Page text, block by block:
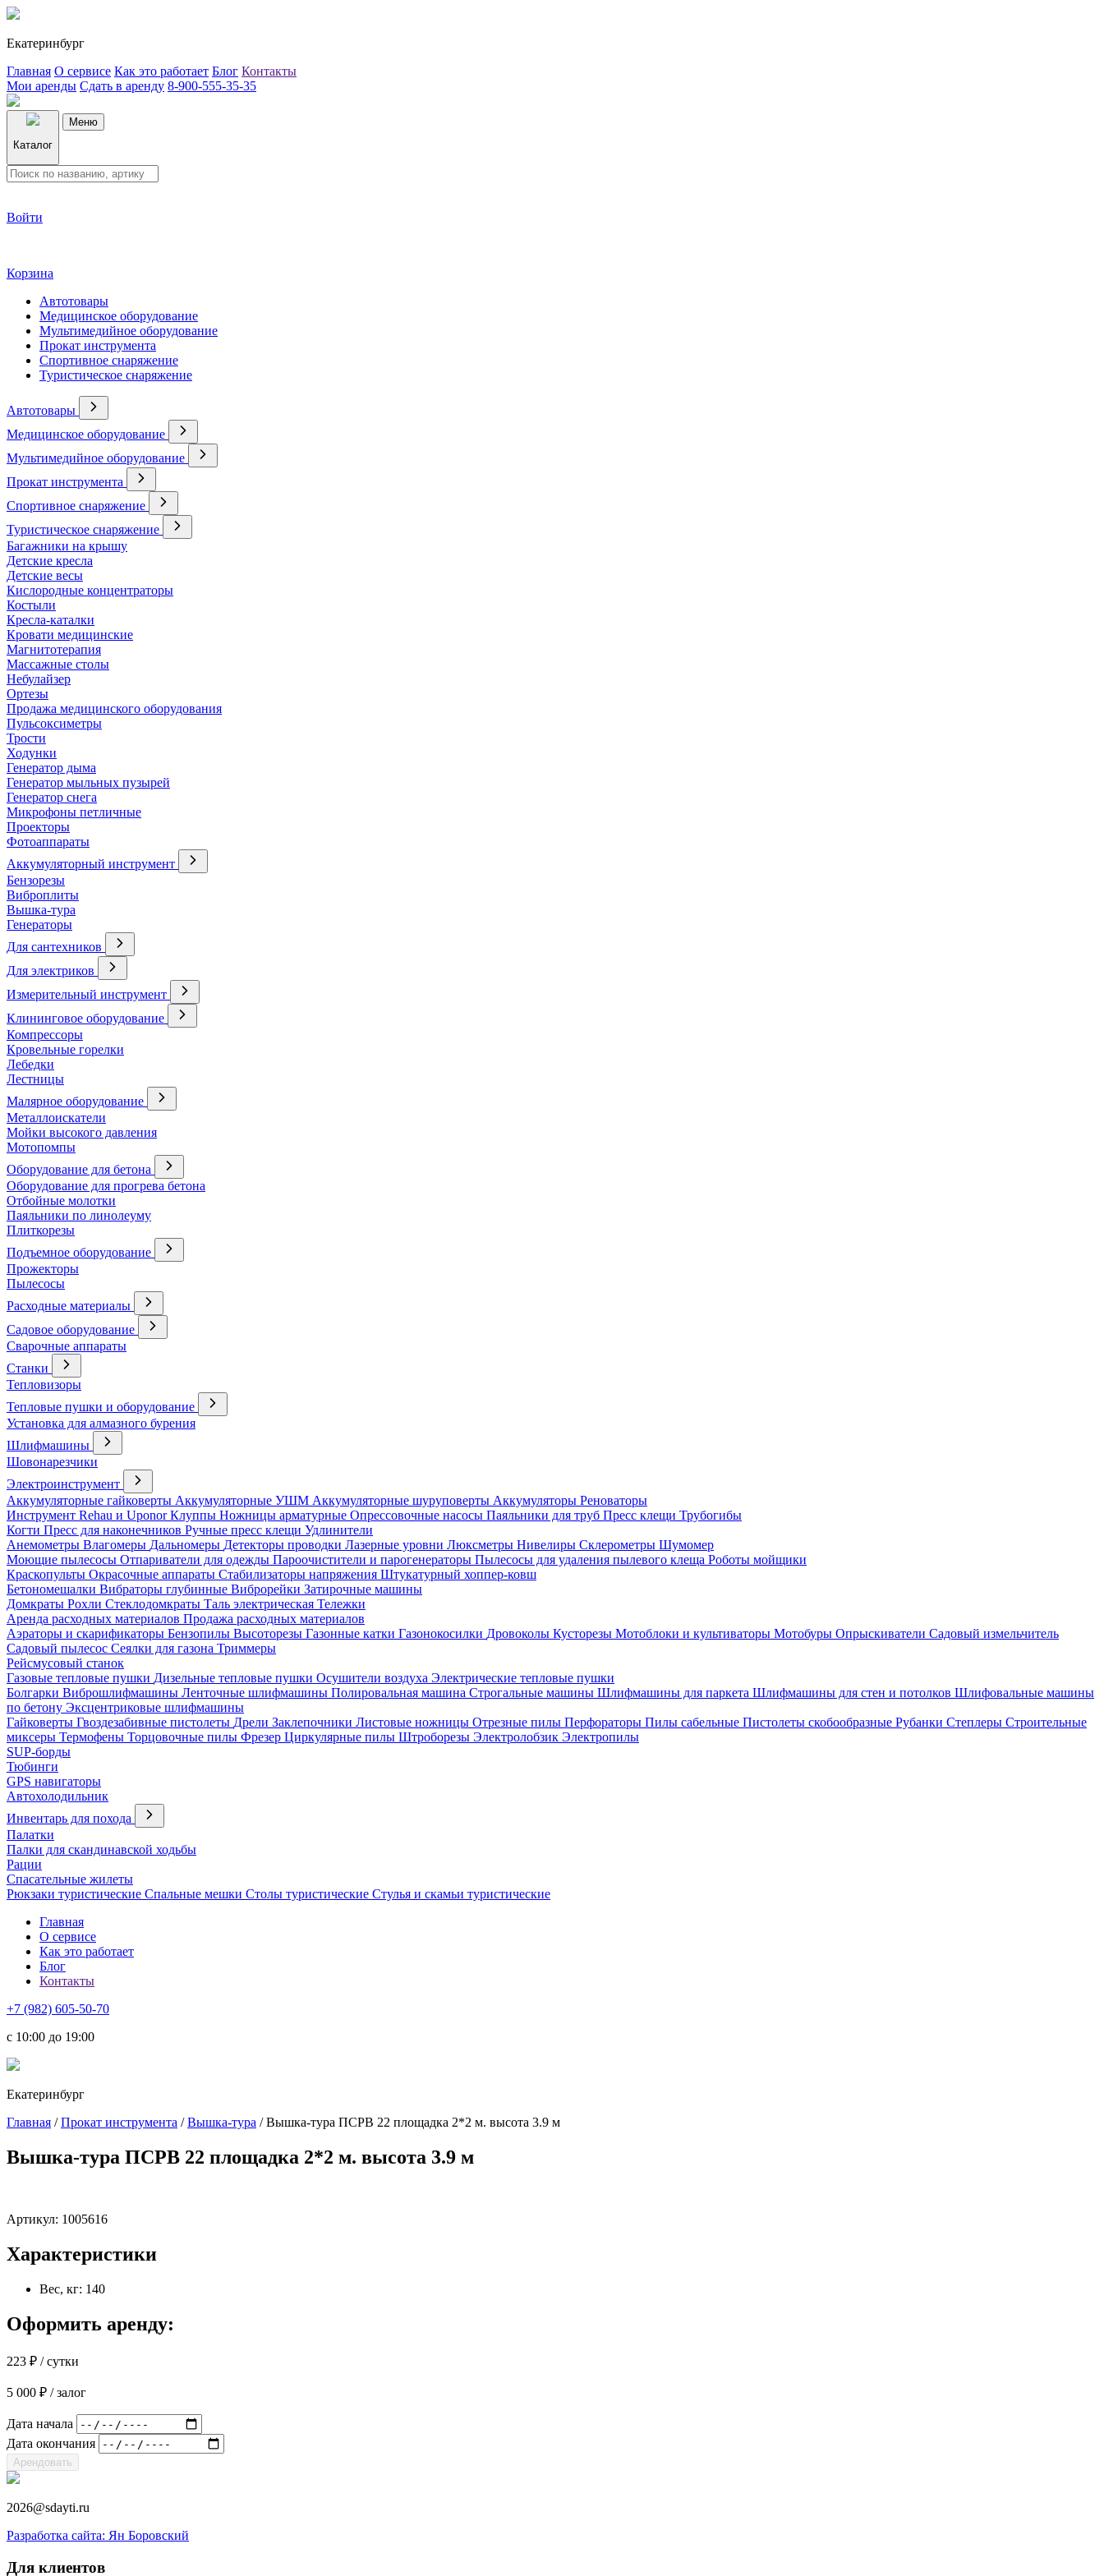
Екатеринбург
Главная О сервисе Как это работает Блог Контакты
Мои аренды Сдать в аренду 8-900-555-35-35
Каталог
Меню
Войти
Корзина
Автотовары
Медицинское оборудование
Мультимедийное оборудование
Прокат инструмента
Спортивное снаряжение
Туристическое снаряжение
Автотовары
Медицинское оборудование
Мультимедийное оборудование
Прокат инструмента
Спортивное снаряжение
Туристическое снаряжение
Багажники на крышу
Детские кресла
Детские весы
Кислородные концентраторы
Костыли
Кресла-каталки
Кровати медицинские
Магнитотерапия
Массажные столы
Небулайзер
Ортезы
Продажа медицинского оборудования
Пульсоксиметры
Трости
Ходунки
Генератор дыма
Генератор мыльных пузырей
Генератор снега
Микрофоны петличные
Проекторы
Фотоаппараты
Аккумуляторный инструмент
Бензорезы
Виброплиты
Вышка-тура
Генераторы
Для сантехников
Для электриков
Измерительный инструмент
Клининговое оборудование
Компрессоры
Кровельные горелки
Лебедки
Лестницы
Малярное оборудование
Металлоискатели
Мойки высокого давления
Мотопомпы
Оборудование для бетона
Оборудование для прогрева бетона
Отбойные молотки
Паяльники по линолеуму
Плиткорезы
Подъемное оборудование
Прожекторы
Пылесосы
Расходные материалы
Садовое оборудование
Сварочные аппараты
Станки
Тепловизоры
Тепловые пушки и оборудование
Установка для алмазного бурения
Шлифмашины
Шовонарезчики
Электроинструмент
Аккумуляторные гайковерты Аккумуляторные УШМ Аккумуляторные шуруповерты Аккумуляторы Реноваторы
Инструмент Rehau и UponorКлуппы Ножницы арматурные Опрессовочные насосы Паяльники для труб Пресс клещи Трубогибы
Когти Пресс для наконечников Ручные пресс клещи Удлинители
Анемометры Влагомеры Дальномеры Детекторы проводки Лазерные уровни Люксметры Нивелиры Склерометры Шумомер
Моющие пылесосы Отпариватели для одежды Пароочистители и парогенераторы Пылесосы для удаления пылевого клеща Роботы мойщики
Краскопульты Окрасочные аппараты Стабилизаторы напряжения Штукатурный хоппер-ковш
Бетономешалки Вибраторы глубинные Виброрейки Затирочные машины
Домкраты Рохли Стеклодомкраты Таль электрическая Тележки
Аренда расходных материалов Продажа расходных материалов
Аэраторы и скарификаторы Бензопилы Высоторезы Газонные катки Газонокосилки Дровоколы Кусторезы Мотоблоки и культиваторы Мотобуры Опрыскиватели Садовый измельчитель
Садовый пылесос Сеялки для газона Триммеры
Рейсмусовый станок
Газовые тепловые пушки Дизельные тепловые пушки Осушители воздуха Электрические тепловые пушки
Болгарки Виброшлифмашины Ленточные шлифмашины Полировальная машина Строгальные машины Шлифмашины для паркета Шлифмашины для стен и потолков Шлифовальные машины
по бетону Эксцентриковые шлифмашины
Гайковерты Гвоздезабивные пистолеты Дрели Заклепочники Листовые ножницы Отрезные пилы Перфораторы Пилы сабельные Пистолеты скобообразные Рубанки Степлеры Строительные
миксеры Термофены Торцовочные пилы Фрезер Циркулярные пилы Штроборезы Электролобзик Электропилы
SUP-борды
Тюбинги
GPS навигаторы
Автохолодильник
Инвентарь для похода
Палатки
Палки для скандинавской ходьбы
Рации
Спасательные жилеты
Рюкзаки туристические Спальные мешки Столы туристические Стулья и скамьи туристические
Главная
О сервисе
Как это работает
Блог
Контакты
+7 (982) 605-50-70
c 10:00 до 19:00
Екатеринбург
Главная /Прокат инструмента /Вышка-тура / Вышка-тура ПСРВ 22 площадка 2*2 м. высота 3.9 м
Вышка-тура ПСРВ 22 площадка 2*2 м. высота 3.9 м
Артикул: 1005616
Характеристики
Вес, кг: 140
Оформить аренду:
223 ₽ / сутки
5 000 ₽ / залог
Дата начала
Дата окончания
Арендовать
2026@sdayti.ru
Разработка сайта: Ян Боровский
Для клиентов